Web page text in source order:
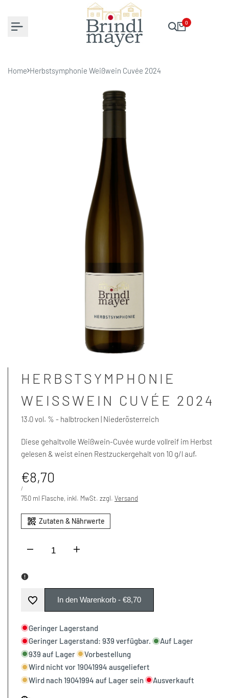
0
Home Herbstsymphonie Weißwein Cuvée 2024
HERBSTSYMPHONIE
WEISSWEIN CUVÉE 2024
13.0 vol. % - halbtrocken | Niederösterreich
Diese gehaltvolle Weißwein-Cuvée wurde vollreif im Herbst
gelesen & weist einen Restzuckergehalt von 10 g/l auf.
Aktionspreis
€8,70
EINZELPREIS
/PER
750 ml Flasche, inkl. MwSt. zzgl. Versand
I18n
Error:
Missing
value
"product"
I18n
Missing
value
"product"
In den Warenkorb - €8,70
Wunschliste
hinzufügen
Geringer Lagerstand
Geringer Lagerstand: 939 verfügbar.
Auf Lager
939 auf Lager
Vorbestellung
Wird nicht vor19041994 ausgeliefert
Wird nach19041994 auf Lager sein Ausverkauft
springen